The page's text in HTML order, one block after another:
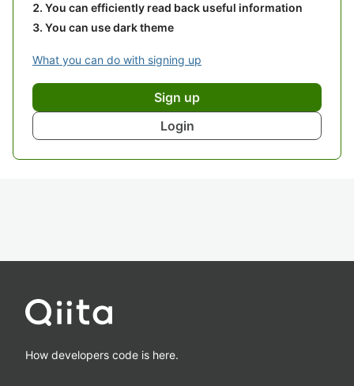
You can efficiently read back useful information
You can use dark theme
What you can do with signing up
Sign up
Login
How developers code is here.